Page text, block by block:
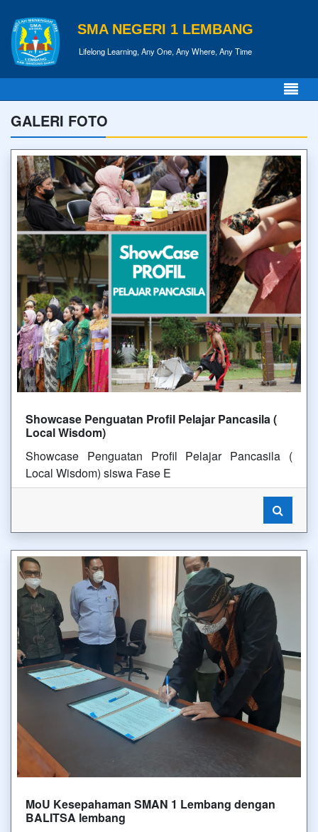
SMA NEGERI 1 LEMBANG
Lifelong Learning, Any One, Any Where, Any Time
GALERI FOTO
Showcase Penguatan Profil Pelajar Pancasila (
Local Wisdom)
Showcase Penguatan Profil Pelajar Pancasila (
Local Wisdom) siswa Fase E
MoU Kesepahaman SMAN 1 Lembang dengan
BALITSA lembang